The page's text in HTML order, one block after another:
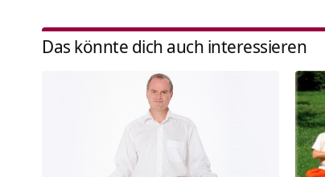
Das könnte dich auch interessieren